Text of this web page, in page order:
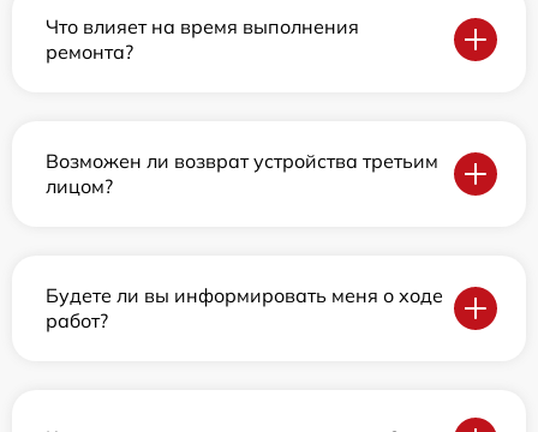
Что влияет на время выполнения
ремонта?
Возможен ли возврат устройства третьим
лицом?
Будете ли вы информировать меня о ходе
работ?